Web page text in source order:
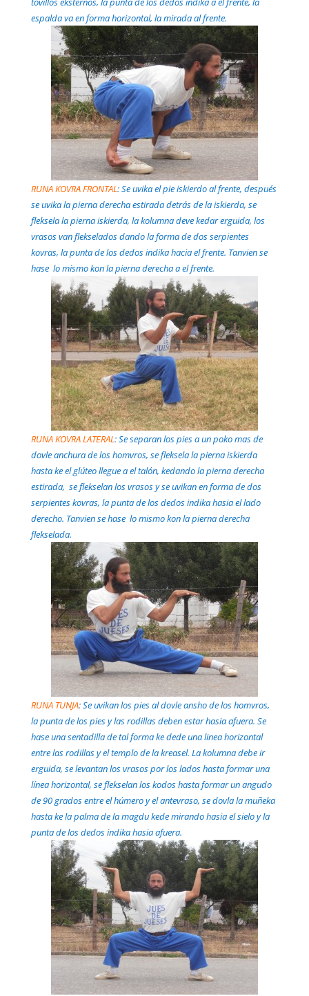
espalda va en forma horizontal, la mirada al frente.
RUNA KOVRA FRONTAL: Se uvika el pie iskierdo al frente, después
se uvika la pierna derecha estirada detrás de la iskierda, se
fleksela la pierna iskierda, la kolumna deve kedar erguida, los
vrasos van flekselados dando la forma de dos serpientes
kovras, la punta de los dedos indika hacia el frente. Tanvien se
hase lo mismo kon la pierna derecha a el frente.
RUNA KOVRA LATERAL: Se separan los pies a un poko mas de
dovle anchura de los homvros, se fleksela la pierna iskierda
hasta ke el glúteo llegue a el talón, kedando la pierna derecha
estirada, se flekselan los vrasos y se uvikan en forma de dos
serpientes kovras, la punta de los dedos indika hasia el lado
derecho. Tanvien se hase lo mismo kon la pierna derecha
flekselada.
RUNA TUNJA: Se uvikan los pies al dovle ansho de los homvros,
la punta de los pies y las rodillas deben estar hasia afuera. Se
hase una sentadilla de tal forma ke dede una linea horizontal
entre las rodillas y el templo de la kreasel. La kolumna debe ir
erguida, se levantan los vrasos por los lados hasta formar una
línea horizontal, se flekselan los kodos hasta formar un angudo
de 90 grados entre el húmero y el antevraso, se dovla la muñeka
hasta ke la palma de la magdu kede mirando hasia el sielo y la
punta de los dedos indika hasia afuera.